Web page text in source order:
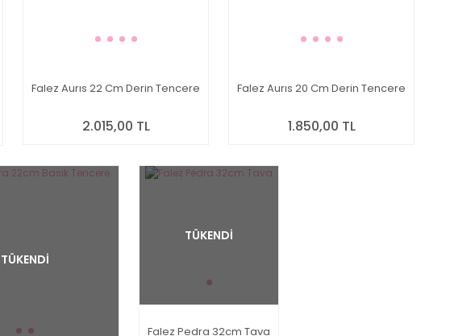
Falez Aurıs 22 Cm Derin Tencere
2.015,00 TL
Falez Aurıs 20 Cm Derin Tencere
1.850,00 TL
TÜKENDİ
TÜKENDİ
Falez Pedra 32cm Tava